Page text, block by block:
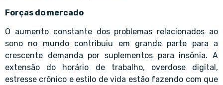
Forças do mercado
O aumento constante dos problemas relacionados ao
sono no mundo contribuiu em grande parte para a
crescente demanda por suplementos para insônia. A
extensão do horário de trabalho, overdose digital,
estresse crônico e estilo de vida estão fazendo com que